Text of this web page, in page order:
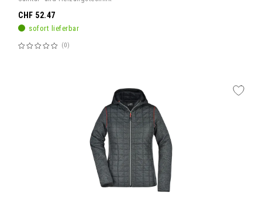
sofort lieferbar
Bewertung:
0
CHF 52.47